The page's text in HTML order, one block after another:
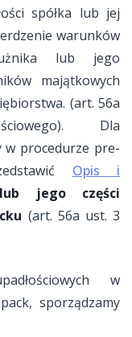
spółka lub jej
warunków
lub jego
majątkowych
(art. 56a
Dla
w procedurze pre-
Opis i
jego części
(art. 56a ust. 3
w
sporządzamy